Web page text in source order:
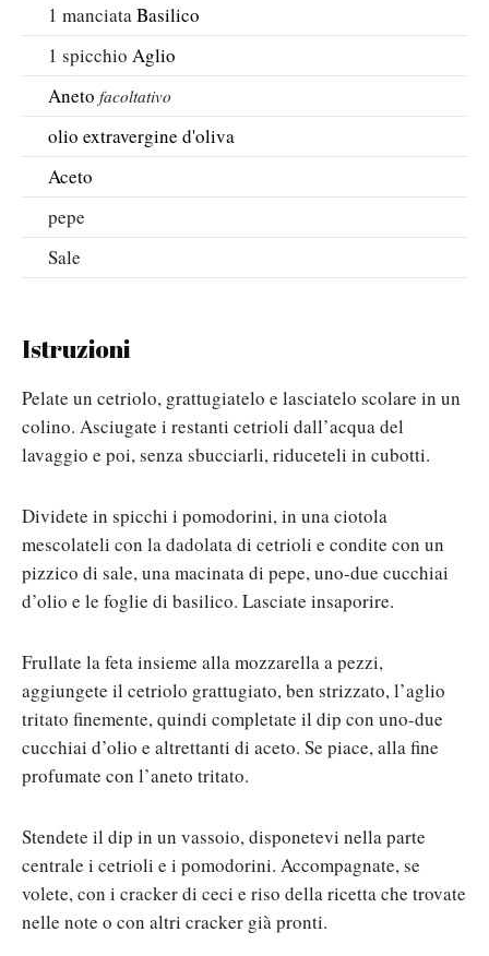
1 manciataBasilico
1 spicchio Aglio
Aneto facoltativo
olio extravergine d'oliva
Aceto
pepe
Sale
Istruzioni
Pelate un cetriolo, grattugiatelo e lasciatelo scolare in un
colino. Asciugate i restanti cetrioli dall’acqua del
lavaggio e poi, senza sbucciarli, riduceteli in cubotti.
Dividete in spicchi i pomodorini, in una ciotola
mescolateli con la dadolata di cetrioli e condite con un
pizzico di sale, una macinata di pepe, uno-due cucchiai
d’olio e le foglie di basilico. Lasciate insaporire.
Frullate la feta insieme alla mozzarella a pezzi,
aggiungete il cetriolo grattugiato, ben strizzato, l’aglio
tritato finemente, quindi completate il dip con uno-due
cucchiai d’olio e altrettanti di aceto. Se piace, alla fine
profumate con l’aneto tritato.
Stendete il dip in un vassoio, disponetevi nella parte
centrale i cetrioli e i pomodorini. Accompagnate, se
volete, con i cracker di ceci e riso della ricetta che trovate
nelle note o con altri cracker già pronti.